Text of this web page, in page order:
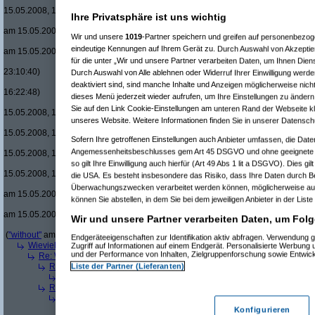
15.05.2008, 17:46:45)
am 15.05.2008, 17:50:09)
Re(22): Men
am 15.05.2008, 18:08:08)
Re(15): Men in Black um £12.33
23:10:40)
Re(16): Men in Black um
16:22:48)
Re(17): Men in Black um
15.05.2008, 16:48:17)
Re(18): Men in Black
15.05.2008, 17:37:21)
Re(19): Men in Black
15.05.2008, 17:43:00)
Re(20): Men in
15.05.2008, 17:46:13)
Re(21): Men in
am 15.05.2008, 17:49:46)
Re(22): Men
am 15.05.2008, 18:07:18)
Re(23):
("without" am 15.05.2008, 18:13:17)
Wieviele blus/hd-dvds habt ihr schon?(bröslam 15.05.2008, 18:06:08)
Re: Wieviele blus/hd-dvds habt ihr schon?(ducducam 15.05.2008,
Re(2): Wieviele blus/hd-dvds habt ihr schon?
Re(2): Wieviele blus/hd-dvds habt ihr schon?
Re(3): Wieviele blus/hd-dvds habt ihr schon?(ducducam
Re(4): Wieviele blus/hd-dvds habt ihr schon?(hackenbush
Ihre Privatsphäre ist uns wichtig
Wir und unsere 1019-Partner speichern und greifen auf
eindeutige Kennungen auf Ihrem Gerät zu. Durch Auswahl von
für die unter „Wir und unsere Partner verarbeiten Daten, um Ihnen
Durch Auswahl von Alle ablehnen oder Widerruf Ihrer Einwilligung
deaktiviert sind, sind manche Inhalte und Anzeigen möglicherweise
dieses Menü jederzeit wieder aufrufen, um Ihre Einstellungen zu
Sie auf den Link Cookie-Einstellungen am unteren Rand der Webseite
unseres Website. Weitere Informationen finden Sie in unserer
Sofern Ihre getroffenen Einstellungen auch Anbieter umfassen, die
Angemessenheitsbeschlusses gem Art 45 DSGVO und ohne
so gilt Ihre Einwilligung auch hierfür (Art 49 Abs 1 lit a DSGVO). Dies
die USA. Es besteht insbesondere das Risiko, dass Ihre Daten durch
Überwachungszwecken verarbeitet werden können, möglicherweise
können Sie abstellen, in dem Sie bei dem jeweiligen Anbieter in der
Wir und unsere Partner verarbeiten Daten, um
Endgeräteeigenschaften zur Identifikation aktiv abfragen. Verwendung
Zugriff auf Informationen auf einem Endgerät. Personalisierte Werbung
und der Performance von Inhalten, Zielgruppenforschung sowie
Liste der Partner (Lieferanten)
Konfigurieren